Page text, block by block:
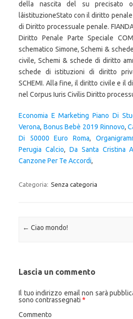
Economia E Marketing Piano Di
Verona, Bonus Bebè 2019 Rinnovo,
Di 50000 Euro Roma,
Perugia Calcio, Da Santa Cristina
Canzone Per Te Accordi,
Categoria: Senza categoria
Navigazione articolo
← Ciao mondo!
Lascia un commento
Il tuo indirizzo email non sarà
sono contrassegnati *
Commento